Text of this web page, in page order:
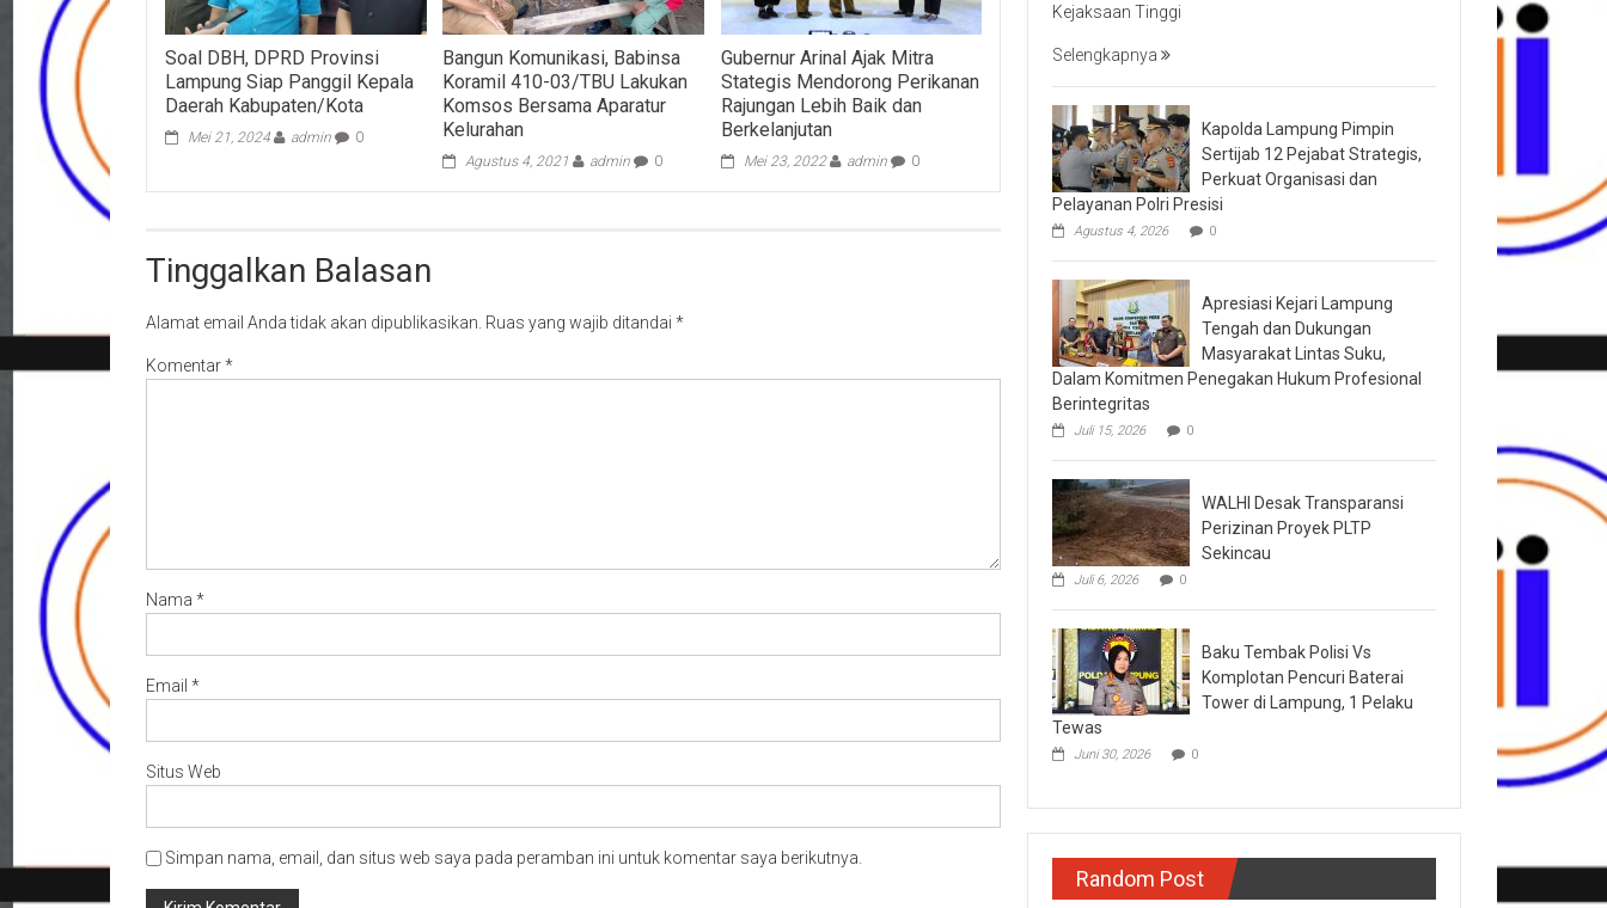
Soal DBH, DPRD Provinsi
Lampung Siap Panggil Kepala
Daerah Kabupaten/Kota
Mei 21, 2024 admin 0
Bangun Komunikasi, Babinsa
Koramil 410-03/TBU Lakukan
Komsos Bersama Aparatur
Kelurahan
Agustus 4, 2021 admin 0
Gubernur Arinal Ajak Mitra
Stategis Mendorong Perikanan
Rajungan Lebih Baik dan
Berkelanjutan
Mei 23, 2022 admin 0
Tinggalkan Balasan
Alamat email Anda tidak akan dipublikasikan. Ruas yang wajib ditandai *
Komentar*
Nama *
Email *
Situs Web
Simpan nama, email, dan situs web saya pada peramban ini untuk komentar saya berikutnya.
Kejaksaan Tinggi
Selengkapnya
Kapolda Lampung Pimpin
Sertijab 12 Pejabat Strategis,
Perkuat Organisasi dan
Pelayanan Polri Presisi
Agustus 4, 2026 0
Apresiasi Kejari Lampung
Tengah dan Dukungan
Masyarakat Lintas Suku,
Dalam Komitmen Penegakan Hukum Profesional
Berintegritas
Juli 15, 2026 0
WALHI Desak Transparansi
Perizinan Proyek PLTP
Sekincau
Juli 6, 2026 0
Baku Tembak Polisi Vs
Komplotan Pencuri Baterai
Tower di Lampung, 1 Pelaku
Tewas
Juni 30, 2026 0
Random Post